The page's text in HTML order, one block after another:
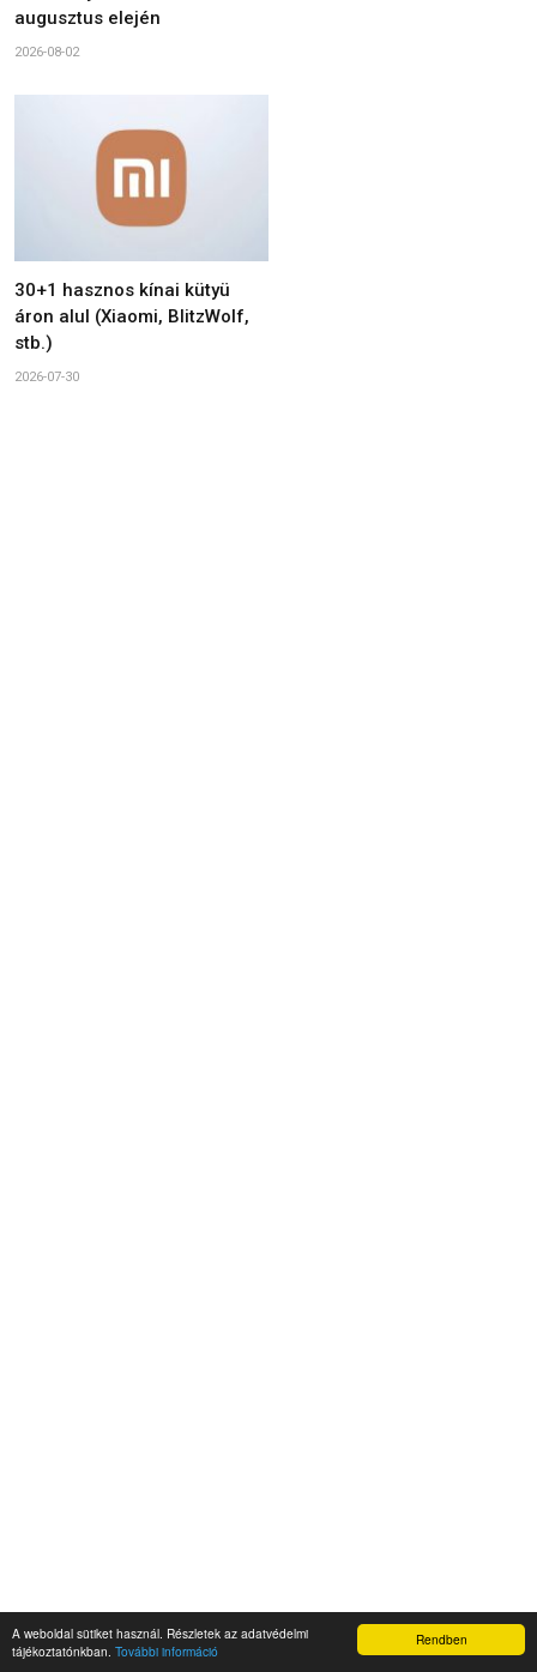
Rendben
A weboldal sütiket használ. Részletek az adatvédelmi
tájékoztatónkban. További információ
augusztus elején
2026-08-02
30+1 hasznos kínai kütyü
áron alul (Xiaomi, BlitzWolf,
stb.)
2026-07-30